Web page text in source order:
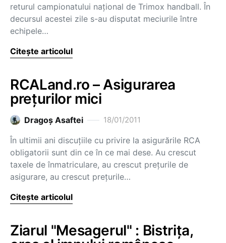
returul campionatului naţional de Trimox handball. În
decursul acestei zile s-au disputat meciurile între
echipele…
Citește articolul
RCALand.ro – Asigurarea
preţurilor mici
Dragoş Asaftei 18/01/2011
În ultimii ani discuţiile cu privire la asigurările RCA
obligatorii sunt din ce în ce mai dese. Au crescut
taxele de înmatriculare, au crescut preţurile de
asigurare, au crescut preţurile…
Citește articolul
Ziarul "Mesagerul" : Bistriţa,